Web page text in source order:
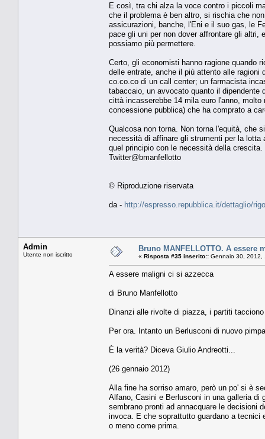
E così, tra chi alza la voce contro i piccoli
che il problema è ben altro, si rischia che
assicurazioni, banche, l'Eni e il suo gas, le
pace gli uni per non dover affrontare gli
possiamo più permettere.
Certo, gli economisti hanno ragione quando
delle entrate, anche il più attento alle
co.co.co di un call center; un farmacista
tabaccaio, un avvocato quanto il
città incasserebbe 14 mila euro l'anno,
concessione pubblica) che ha comprato a
Qualcosa non torna. Non torna l'equità, che
necessità di affinare gli strumenti per la
quel principio con le necessità della
Twitter@bmanfellotto
© Riproduzione riservata
da - http://espresso.repubblica.it/dettaglio/
Admin
Utente non iscritto
Bruno MANFELLOTTO. A essere
« Risposta #35 inserito:: Gennaio 30, 2012,
A essere maligni ci si azzecca
di Bruno Manfellotto
Dinanzi alle rivolte di piazza, i partiti
Per ora. Intanto un Berlusconi di nuovo
È la verità? Diceva Giulio Andreotti...
(26 gennaio 2012)
Alla fine ha sorriso amaro, però un po' si è
Alfano, Casini e Berlusconi in una galleria di
sembrano pronti ad annacquare le decisioni
invoca. E che soprattutto guardano a tecnici
o meno come prima.